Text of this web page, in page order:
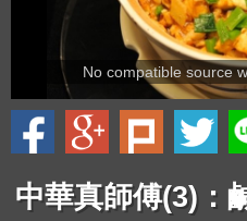
No compatible source
中華真師傅(3)：